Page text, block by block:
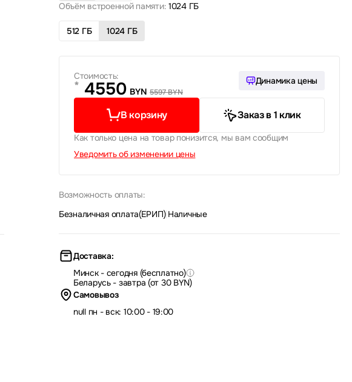
Объём встроенной памяти: 1024 ГБ
512 ГБ 1024 ГБ
Стоимость:
* 4550 BYN 5597 BYN
Динамика цены
В корзину Заказ в 1 клик
Как только цена на товар понизится, мы вам сообщим
Уведомить об изменении цены
Возможность оплаты:
Безналичная оплата(ЕРИП)| Наличные
Доставка:
Минск - сегодня (бесплатно)
Беларусь - завтра (от 30 BYN)
Самовывоз
null пн - вск: 10:00 - 19:00